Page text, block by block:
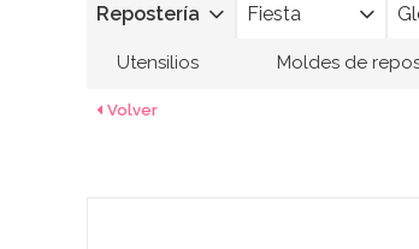
Repostería Fiesta
Utensilios Moldes de
Volver